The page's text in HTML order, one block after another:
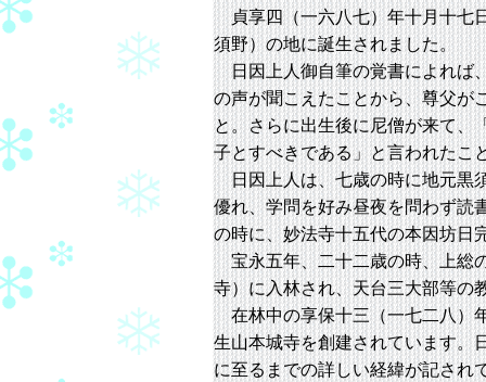
貞享四（一六八七）年十月十七
須野）の地に誕生されました。
日因上人御自筆の覚書によれば
の声が聞こえたことから、尊父が
と。さらに出生後に尼僧が来て、
子とすべきである」と言われたこ
日因上人は、七歳の時に地元黒
優れ、学問を好み昼夜を問わず読
の時に、妙法寺十五代の本因坊日
宝永五年、二十二歳の時、上総
寺）に入林され、天台三大部等の
在林中の享保十三（一七二八）
生山本城寺を創建されています。
に至るまでの詳しい経緯が記され